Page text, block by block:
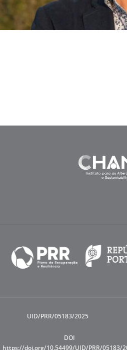
UID/PRR/05183/2025
DOI
https://doi.org/10.54499/UID/PRR/05183/